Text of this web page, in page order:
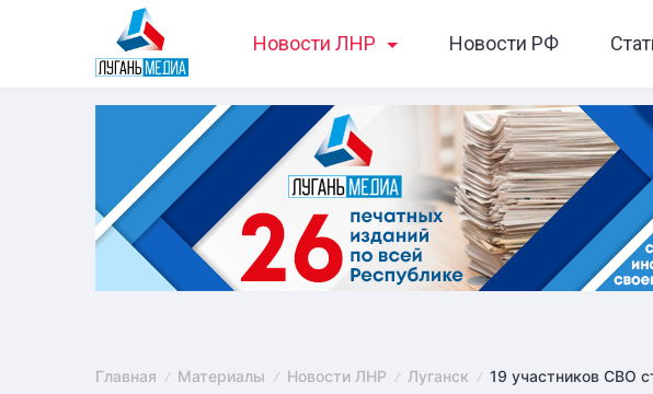
Новости ЛНР Новости РФ
Главная Материалы Новости ЛНР Луганск
19 участников СВО